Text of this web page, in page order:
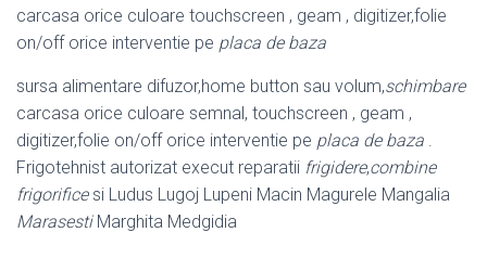
carcasa orice culoare touchscreen , geam , digitizer,folie
on/off orice interventie pe placa de baza
sursa alimentare difuzor,home button sau volum,schimbare
carcasa orice culoare semnal, touchscreen , geam ,
digitizer,folie on/off orice interventie pe placa de baza .
Frigotehnist autorizat execut reparatii frigidere,combine
frigorificesi Ludus Lugoj Lupeni Macin Magurele Mangalia
MarasestiMarghita Medgidia